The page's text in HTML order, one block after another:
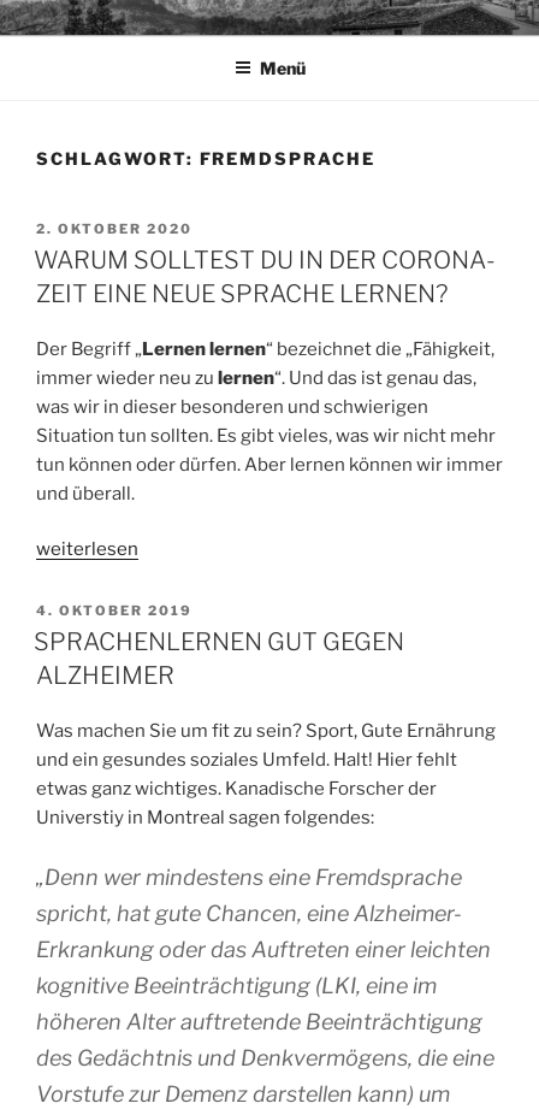
Zum
InhaltTAPIA.DE
Sprachen für das Leben
Menü
SCHLAGWORT: FREMDSPRACHE
VERÖFFENTLICHT
AM
2. OKTOBER 2020
WARUM SOLLTEST DU IN DER CORONA-
ZEIT EINE NEUE SPRACHE LERNEN?
Der Begriff „Lernen lernen“ bezeichnet die „Fähigkeit,
immer wieder neu zu lernen“. Und das ist genau das,
was wir in dieser besonderen und schwierigen
Situation tun sollten. Es gibt vieles, was wir nicht mehr
tun können oder dürfen. Aber lernen können wir immer
und überall.
„WARUM
DU
IN
DER
ZEIT
EINE
NEUE
SPRACHE
weiterlesen
VERÖFFENTLICHT
AM
4. OKTOBER 2019
SPRACHENLERNEN GUT GEGEN
ALZHEIMER
Was machen Sie um fit zu sein? Sport, Gute Ernährung
und ein gesundes soziales Umfeld. Halt! Hier fehlt
etwas ganz wichtiges. Kanadische Forscher der
Universtiy in Montreal sagen folgendes:
„Denn wer mindestens eine Fremdsprache
spricht, hat gute Chancen, eine Alzheimer-
Erkrankung oder das Auftreten einer leichten
kognitive Beeinträchtigung (LKI, eine im
höheren Alter auftretende Beeinträchtigung
des Gedächtnis und Denkvermögens, die eine
Vorstufe zur Demenz darstellen kann) um